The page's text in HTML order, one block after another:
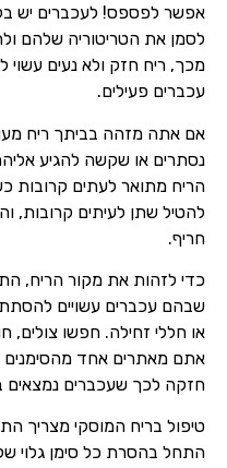
אפשר לפספס! לעכברים יש
לסמן את הטריטוריה שלהם
מכך, ריח חזק ולא נעים עשוי
עכברים פעילים.
אם אתה מזהה בביתך ריח
נסתרים או שקשה להגיע
הריח מתואר לעתים קרובות
להטיל שתן לעיתים קרובות,
חריף.
כדי לזהות את מקור הריח,
שבהם עכברים עשויים
או חללי זחילה. חפשו צולים,
אתם מאתרים אחד מהסימנים
חזקה לכך שעכברים נמצאים
טיפול בריח המוסקי מצריך
התחל בהסרת כל סימן גלוי